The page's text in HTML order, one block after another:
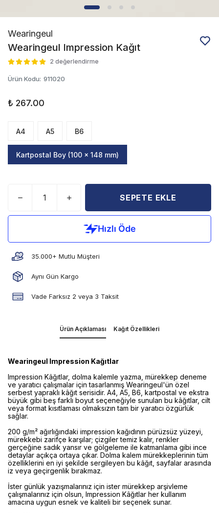
Wearingeul
Wearingeul Impression Kağıt
2 değerlendirme
Ürün Kodu: 911020
₺ 267.00
A4 A5 B6
Kartpostal Boy (100 x 148 mm)
SEPETE EKLE
35.000+ Mutlu Müşteri
Aynı Gün Kargo
Vade Farksız 2 veya 3 Taksit
Ürün Açıklaması Kağıt Özellikleri
Wearingeul Impression Kağıtlar
Impression Kâğıtlar, dolma kalemle yazma, mürekkep deneme
ve yaratıcı çalışmalar için tasarlanmış Wearingeul'ün özel
serbest yapraklı kâğıt serisidir. A4, A5, B6, kartpostal ve ekstra
büyük gibi beş farklı boyut seçeneğiyle sunulan bu kâğıtlar, cilt
veya format kısıtlaması olmaksızın tam bir yaratıcı özgürlük
sağlar.
200 g/m² ağırlığındaki impression kağıdının pürüzsüz yüzeyi,
mürekkebi zarifçe karşılar; çizgiler temiz kalır, renkler
gerçeğine sadık yansır ve gölgeleme ile katmanlama gibi ince
detaylar açıkça ortaya çıkar. Dolma kalem mürekkeplerinin tüm
özelliklerini en iyi şekilde sergileyen bu kâğıt, sayfalar arasında
iz veya geçirgenlik bırakmaz.
İster günlük yazışmalarınız için ister mürekkep arşivleme
çalışmalarınız için olsun, Impression Kâğıtlar her kullanım
amacına uygun esnek ve kaliteli bir seçenek sunar.